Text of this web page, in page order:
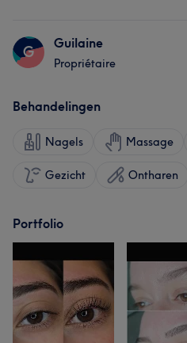
G Guilaine
Propriétaire
Behandelingen
Nagels Massage
Gezicht Ontharen
Portfolio